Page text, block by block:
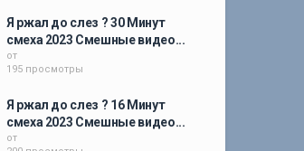
Я ржал до слез ? 30 Минут
смеха 2023 Смешные видео...
от
195 просмотры
Я ржал до слез ? 16 Минут
смеха 2023 Смешные видео...
от